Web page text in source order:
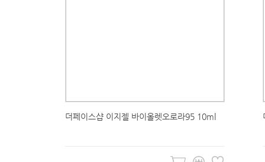
더페이스샵 이지젤 바이올렛오로라95 10ml